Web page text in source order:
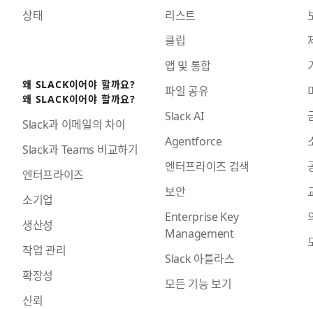
상태
왜 SLACK이어야 할까요?
왜 SLACK이어야 할까요?
Slack과 이메일의 차이
Slack과 Teams 비교하기
엔터프라이즈
소기업
생산성
작업 관리
확장성
신뢰
리스트
클립
앱 및 통합
파일 공유
Slack AI
Agentforce
엔터프라이즈 검색
보안
Enterprise Key
Management
Slack 아틀라스
모든 기능 보기